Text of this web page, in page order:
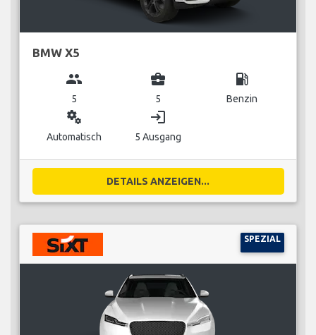
BMW X5
group
5
business_center
5
local_gas_station
Benzin
miscellaneous_services
Automatisch
login
5 Ausgang
DETAILS ANZEIGEN...
SPEZIAL